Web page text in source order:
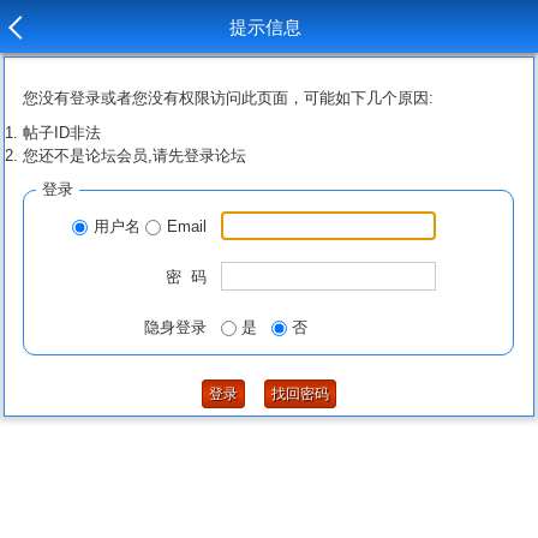
提示信息
您没有登录或者您没有权限访问此页面，可能如下几个原因:
帖子ID非法
您还不是论坛会员,请先登录论坛
登录
用户名 Email
密 码
隐身登录 是 否